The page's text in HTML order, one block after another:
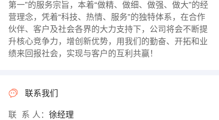
第一”的服务宗旨，本着“做精、做细、做强、做大”的经
营理念，凭着“科技、热情、服务”的独特体系，在合作
伙伴、客户及社会各界的大力支持下，公司将会不断提
升核心竞争力，增创新优势，用我们的勤奋、开拓和业
绩来回报社会，实现与客户的互利共赢！
联系我们
联 系 人： 徐经理